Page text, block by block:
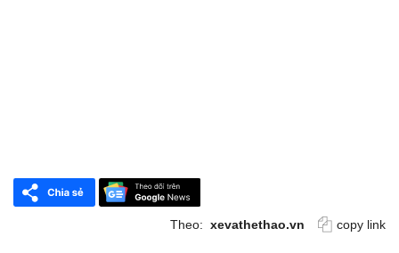
Theo: xevathethao.vn copy link